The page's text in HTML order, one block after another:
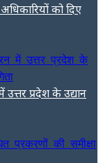
को दिए
प्रदेश के उद्यान